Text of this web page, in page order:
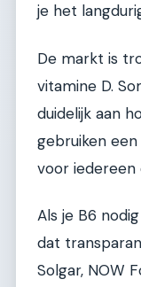
je het
De markt is
vitamine D.
duidelijk aan
gebruiken
voor
Als je B6
dat
Solgar, NOW